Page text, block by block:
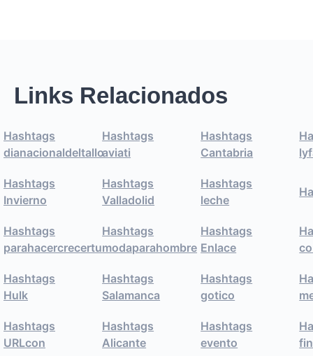
Links Relacionados
Hashtags
dianacionaldeltallo
Hashtags
aviati
Hashtags
Cantabria
Hashtags
Invierno
Hashtags
Valladolid
Hashtags
leche
Hashtags
parahacercrecertu
Hashtags
modaparahombre
Hashtags
Enlace
Hashtags
Hulk
Hashtags
Salamanca
Hashtags
gotico
Hashtags
URLcon
Hashtags
Alicante
Hashtags
evento